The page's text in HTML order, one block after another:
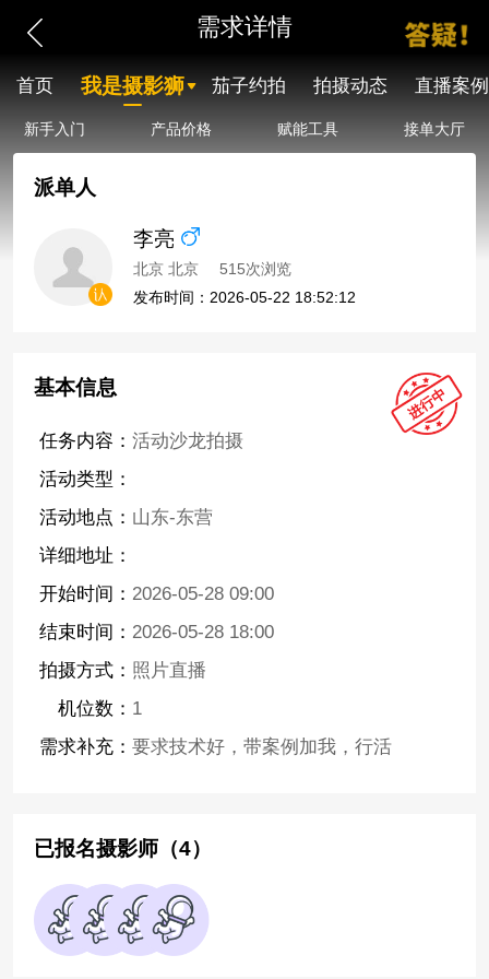
需求详情
首页 我是摄影狮 茄子约拍 拍摄动态 直播案例
新手入门 产品价格 赋能工具 接单大厅
派单人
李亮
北京 北京
515次浏览
发布时间：2026-05-22 18:52:12
基本信息
任务内容： 活动沙龙拍摄
活动类型：
活动地点： 山东-东营
详细地址：
开始时间： 2026-05-28 09:00
结束时间： 2026-05-28 18:00
拍摄方式： 照片直播
机位数： 1
需求补充： 要求技术好，带案例加我，行活
已报名摄影师（4）